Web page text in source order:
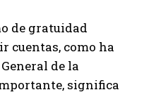
de gratuidad
cuentas, como ha
de la
significa